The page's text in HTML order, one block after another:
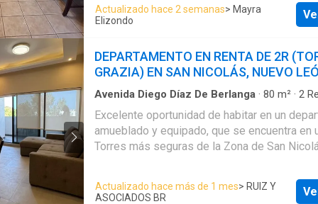
asadores 🎾 Canchas deportivas 🛒 Mini
Enormes áreas de jardinería y espacios
que buscan un espacio cómodo, funcional y
ubicación. ✨ 🚫 No mascotas 📄 Se requiere
jurídica 📲 Agenda tu cita:
segunda habitación y area social, cocina
Actualizado hace 2 semanas> Mayra
Elizondo
DEPARTAMENTO EN RENTA DE 2R
GRAZIA) EN SAN NICOLÁS, NUEVO
Avenida Diego Díaz De Berlanga · 80 m² · 2
discapacidad·Aire acondicionado·Alberca·
Asador·Calefacción·Caseta de vigilancia·
Estacionamiento·Gimnasio·Recámara con
Excelente oportunidad de habitar en un
amueblado y equipado, que se encuentra en
Torres más seguras de la Zona de San
-80mts2 -2 Recámaras -2 Baños -Climas
calor -Área de sala comedor -Cocina equipada y práctica -
Actualizado hace más de 1 mes> RUIZ Y
ASOCIADOS BR